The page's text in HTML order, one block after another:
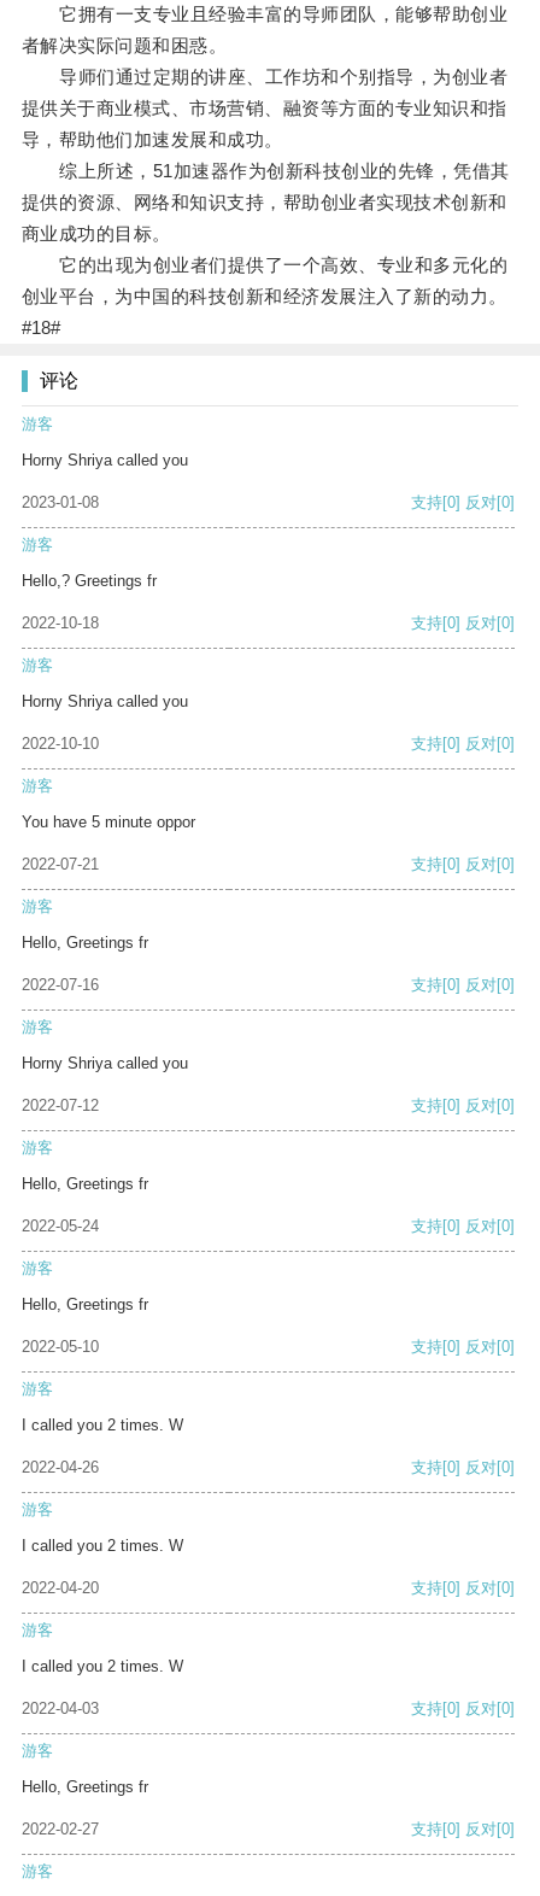
它拥有一支专业且经验丰富的导师团队，能够帮助创业
者解决实际问题和困惑。
导师们通过定期的讲座、工作坊和个别指导，为创业者
提供关于商业模式、市场营销、融资等方面的专业知识和指
导，帮助他们加速发展和成功。
综上所述，51加速器作为创新科技创业的先锋，凭借其
提供的资源、网络和知识支持，帮助创业者实现技术创新和
商业成功的目标。
它的出现为创业者们提供了一个高效、专业和多元化的
创业平台，为中国的科技创新和经济发展注入了新的动力。
#18#
评论
游客
Horny Shriya called you
2023-01-08 支持[0] 反对[0]
游客
Hello,? Greetings fr
2022-10-18 支持[0] 反对[0]
游客
Horny Shriya called you
2022-10-10 支持[0] 反对[0]
游客
You have 5 minute oppor
2022-07-21 支持[0] 反对[0]
游客
Hello, Greetings fr
2022-07-16 支持[0] 反对[0]
游客
Horny Shriya called you
2022-07-12 支持[0] 反对[0]
游客
Hello, Greetings fr
2022-05-24 支持[0] 反对[0]
游客
Hello, Greetings fr
2022-05-10 支持[0] 反对[0]
游客
I called you 2 times. W
2022-04-26 支持[0] 反对[0]
游客
I called you 2 times. W
2022-04-20 支持[0] 反对[0]
游客
I called you 2 times. W
2022-04-03 支持[0] 反对[0]
游客
Hello, Greetings fr
2022-02-27 支持[0] 反对[0]
游客